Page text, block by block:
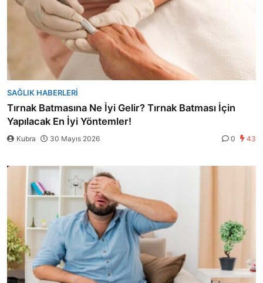
SAĞLIK HABERLERI
Tırnak Batmasına Ne İyi Gelir? Tırnak Batması İçin
Yapılacak En İyi Yöntemler!
Kubra 30 Mayıs 2026 0 43